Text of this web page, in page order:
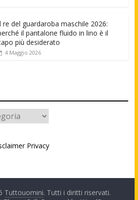
re del guardaroba maschile 2026:
il pantalone fluido in lino è il
più desiderato
4 Maggio 2026
Privacy
Tuttouomini. Tutti i diritti riservati.